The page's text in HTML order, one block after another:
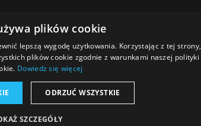
plików cookie
lepszą wygodę użytkowania. Korzystając z tej strony,
plików cookie zgodnie z warunkami naszej polityki
Dowiedz się więcej
ODRZUĆ WSZYSTKIE
SZCZEGÓŁY